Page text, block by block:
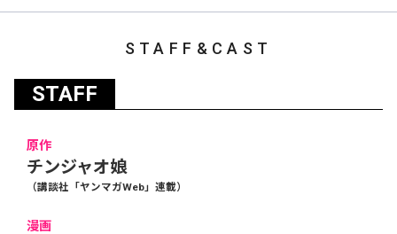
STAFF&CAST
STAFF
原作
チンジャオ娘
（講談社「ヤンマガWeb」連載）
漫画